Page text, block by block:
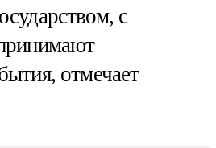
с
отмечает